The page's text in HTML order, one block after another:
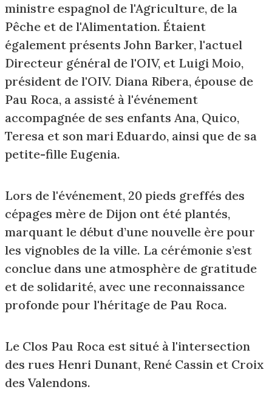
ministre espagnol de l'Agriculture, de la
Pêche et de l'Alimentation. Étaient
également présents John Barker, l'actuel
Directeur général de l'OIV, et Luigi Moio,
président de l'OIV. Diana Ribera, épouse de
Pau Roca, a assisté à l'événement
accompagnée de ses enfants Ana, Quico,
Teresa et son mari Eduardo, ainsi que de sa
petite-fille Eugenia.
Lors de l'événement, 20 pieds greffés des
cépages mère de Dijon ont été plantés,
marquant le début d’une nouvelle ère pour
les vignobles de la ville. La cérémonie s’est
conclue dans une atmosphère de gratitude
et de solidarité, avec une reconnaissance
profonde pour l'héritage de Pau Roca.
Le Clos Pau Roca est situé à l'intersection
des rues Henri Dunant, René Cassin et Croix
des Valendons.